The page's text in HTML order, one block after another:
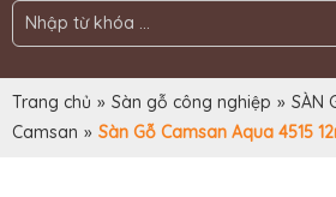
Trang chủ » Sàn gỗ công nghiệp » SÀN
Camsan » Sàn Gỗ Camsan Aqua 4515